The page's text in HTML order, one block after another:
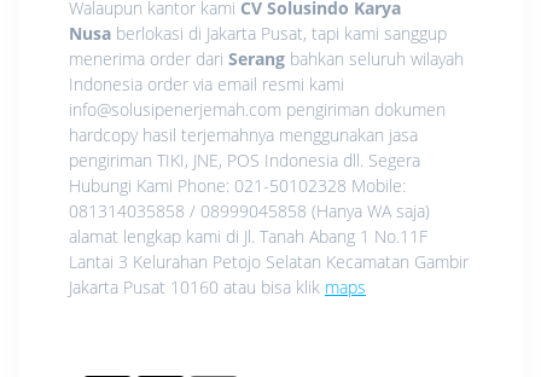
Walaupun kantor kami CV Solusindo Karya
Nusa berlokasi di Jakarta Pusat, tapi kami sanggup
menerima order dari Serang bahkan seluruh wilayah
Indonesia order via email resmi kami
info@solusipenerjemah.com pengiriman dokumen
hardcopy hasil terjemahnya menggunakan jasa
pengiriman TIKI, JNE, POS Indonesia dll. Segera
Hubungi Kami Phone: 021-50102328 Mobile:
081314035858 / 08999045858 (Hanya WA saja)
alamat lengkap kami di Jl. Tanah Abang 1 No.11F
Lantai 3 Kelurahan Petojo Selatan Kecamatan Gambir
Jakarta Pusat 10160 atau bisa klik maps